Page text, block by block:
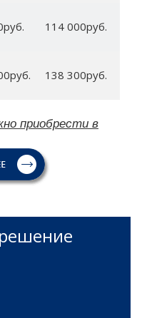
114 000руб.
138 300руб.
приобрести в